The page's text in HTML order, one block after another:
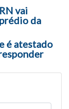
vai
da
é atestado